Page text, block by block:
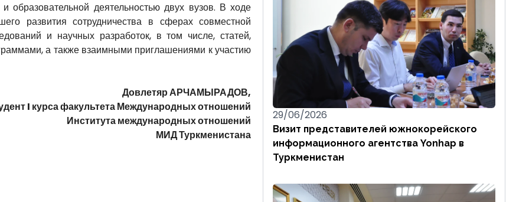
образовательной деятельностью двух вузов. В ходе
развития сотрудничества в сферах совместной
и научных разработок, в том числе, статей,
а также взаимными приглашениями к участию
Довлетяр АРЧАМЫРАДОВ,
I курса факультета Международных отношений
Института международных отношений
МИД Туркменистана
29/06/2026
Визит представителей южнокорейского
информационного агентства Yonhap в
Туркменистан